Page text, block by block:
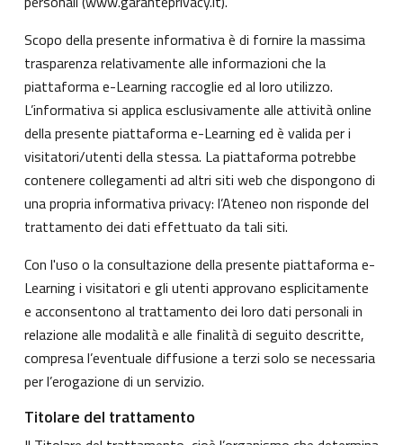
Scopo della presente informativa è di fornire la massima
trasparenza relativamente alle informazioni che la
piattaforma e-Learning raccoglie ed al loro utilizzo.
L’informativa si applica esclusivamente alle attività online
della presente piattaforma e-Learning ed è valida per i
visitatori/utenti della stessa. La piattaforma potrebbe
contenere collegamenti ad altri siti web che dispongono di
una propria informativa privacy: l’Ateneo non risponde del
trattamento dei dati effettuato da tali siti.
Con l'uso o la consultazione della presente piattaforma e-
Learning i visitatori e gli utenti approvano esplicitamente
e acconsentono al trattamento dei loro dati personali in
relazione alle modalità e alle finalità di seguito descritte,
compresa l’eventuale diffusione a terzi solo se necessaria
per l’erogazione di un servizio.
Titolare del trattamento